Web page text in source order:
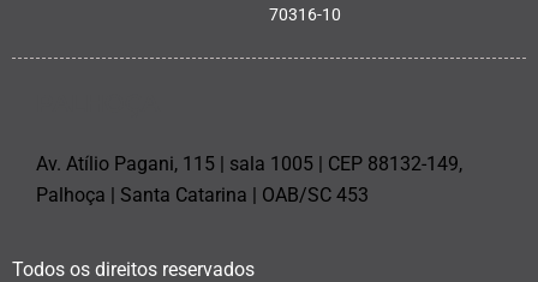
70316-10
Av. Atílio Pagani, 115 | sala 1005 | CEP 88132-149,
Palhoça | Santa Catarina | OAB/SC 453
Todos os direitos reservados